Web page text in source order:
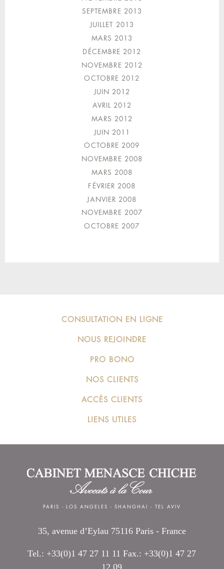
SEPTEMBRE 2013
JUILLET 2013
MARS 2013
DÉCEMBRE 2012
NOVEMBRE 2012
OCTOBRE 2012
JUIN 2012
AVRIL 2012
MARS 2012
JUIN 2011
OCTOBRE 2009
NOVEMBRE 2008
MARS 2008
FÉVRIER 2008
JANVIER 2008
NOVEMBRE 2007
OCTOBRE 2007
CONSULTATION EN LIGNE
NOUS REJOINDRE
PRO BONO
NOS CLIENTS
ACCÈS CLIENTS
LIENS UTILES
PARIS -LOS ANGELES -SHANGHAI - TEL AVIV
35, avenue d’Eylau 75116 Paris - France
Tel.: +33(0)1 47 27 11 11 Fax.: +33(0)1 47 27
12 09